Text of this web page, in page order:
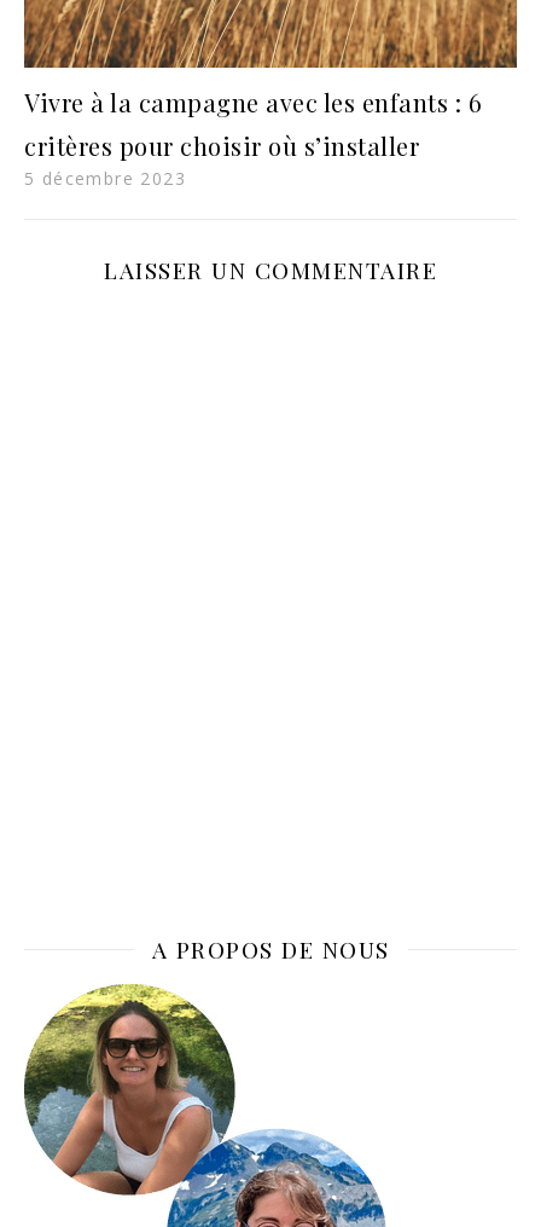
Vivre à la campagne avec les enfants : 6
critères pour choisir où s’installer
5 décembre 2023
LAISSER UN COMMENTAIRE
A PROPOS DE NOUS